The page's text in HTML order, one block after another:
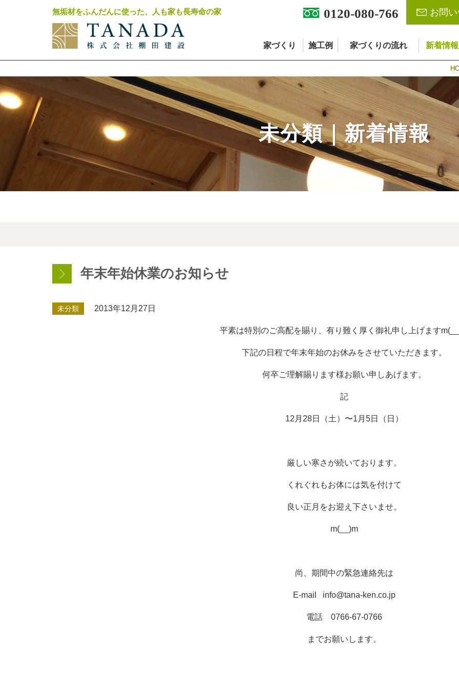
無垢材をふんだんに使った、人も家も長寿命の家 0120-080-766 お問
家づくり 施工例 家づくりの流れ 新着情報
未分類｜新着情報
年末年始休業のお知らせ
未分類 2013年12月27日
平素は特別のご高配を賜り、有り難く厚く御礼申し上げます
下記の日程で年末年始のお休みをさせていただきます。
何卒ご理解賜ります様お願い申しあげます。
記
12月28日（土）〜1月5日（日）
厳しい寒さが続いております。
くれぐれもお体には気を付けて
良い正月をお迎え下さいませ。
m(__)m
尚、期間中の緊急連絡先は
E-mail info@tana-ken.co.jp
電話 0766-67-0766
までお願いします。